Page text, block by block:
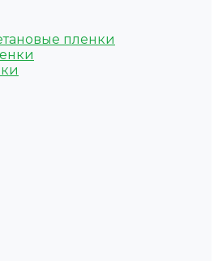
пленки